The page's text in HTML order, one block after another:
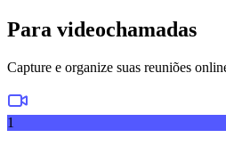
Para videochamadas
Capture e organize suas reuniões
1